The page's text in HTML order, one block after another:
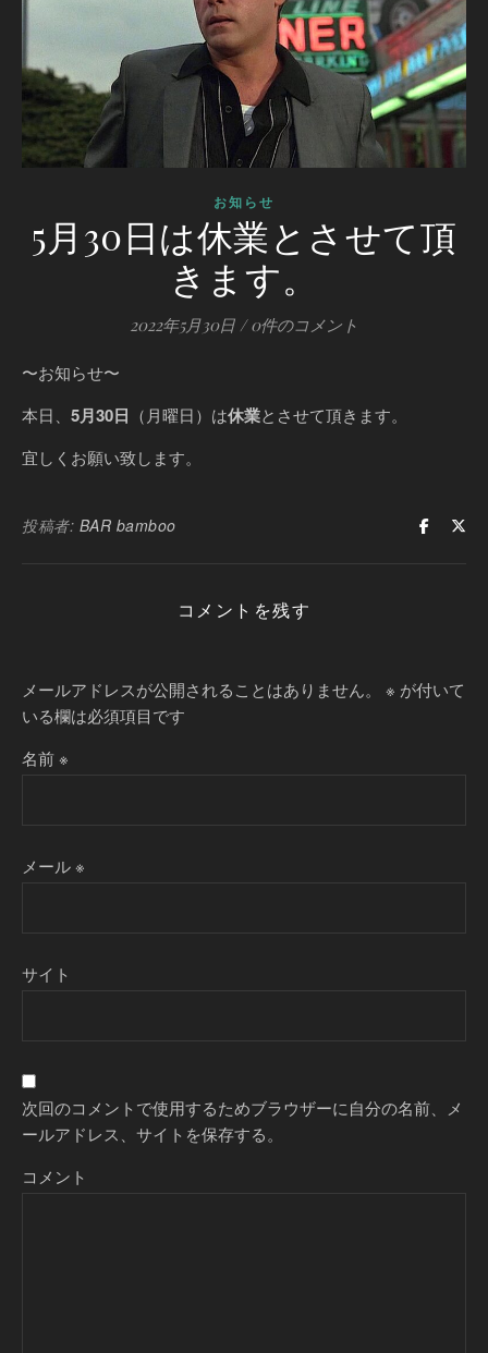
お知らせ
5月30日は休業とさせて頂
きます。
2022年5月30日 / 0件のコメント
〜お知らせ〜
本日、 5月30日 （月曜日）は休業とさせて頂きます。
宜しくお願い致します。
投稿者: BAR bamboo
コメントを残す
メールアドレスが公開されることはありません。 ※ が付いて
いる欄は必須項目です
名前※
メール※
サイト
次回のコメントで使用するためブラウザーに自分の名前、メ
ールアドレス、サイトを保存する。
コメント